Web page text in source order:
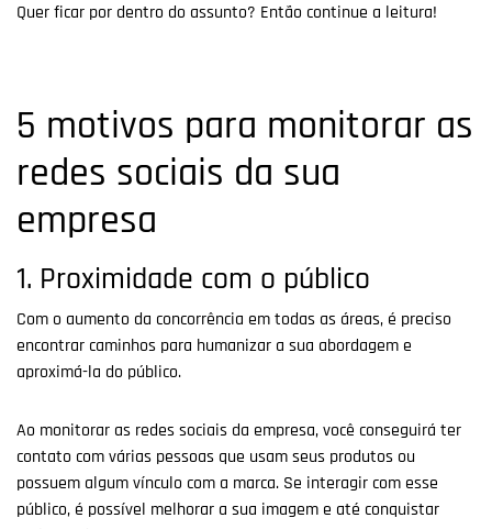
Quer ficar por dentro do assunto? Então continue a leitura!
5 motivos para monitorar as
redes sociais da sua
empresa
1. Proximidade com o público
Com o aumento da concorrência em todas as áreas, é preciso
encontrar caminhos para humanizar a sua abordagem e
aproximá-la do público.
Ao monitorar as redes sociais da empresa, você conseguirá ter
contato com várias pessoas que usam seus produtos ou
possuem algum vínculo com a marca. Se interagir com esse
público, é possível melhorar a sua imagem e até conquistar